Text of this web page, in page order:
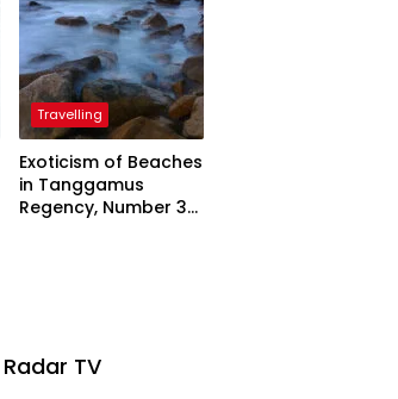
Travelling
Exoticism of Beaches
in Tanggamus
Regency, Number 3
TV